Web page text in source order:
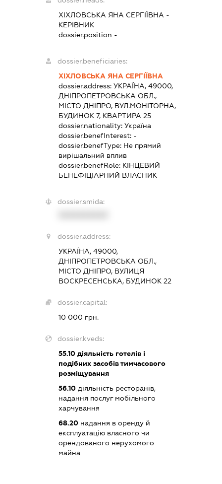
ХІХЛОВСЬКА ЯНА СЕРГІЇВНА -
КЕРІВНИК
dossier.position -
dossier.beneficiaries:
ХІХЛОВСЬКА ЯНА СЕРГІЇВНА
dossier.address:УКРАЇНА, 49000,
ДНІПРОПЕТРОВСЬКА ОБЛ.,
МІСТО ДНІПРО, ВУЛ.МОНІТОРНА,
БУДИНОК 7, КВАРТИРА 25
dossier.nationality:Україна
dossier.benefInterest: -
dossier.benefType: Не прямий
вирішальний вплив
dossier.benefRole: КІНЦЕВИЙ
БЕНЕФІЦІАРНИЙ ВЛАСНИК
dossier.smida:
dossier.address:
УКРАЇНА, 49000,
ДНІПРОПЕТРОВСЬКА ОБЛ.,
МІСТО ДНІПРО, ВУЛИЦЯ
ВОСКРЕСЕНСЬКА, БУДИНОК 22
dossier.capital:
10 000 грн.
dossier.kveds:
55.10 діяльність готелів і
подібних засобів тимчасового
розміщування
56.10 діяльність ресторанів,
надання послуг мобільного
харчування
68.20 надання в оренду й
експлуатацію власного чи
орендованого нерухомого
майна